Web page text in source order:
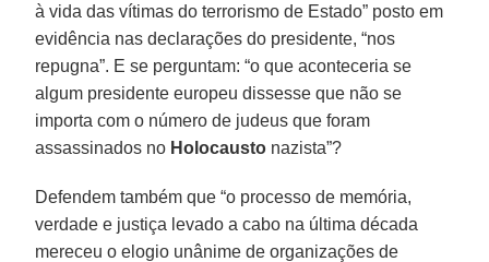
à vida das vítimas do terrorismo de Estado” posto em
evidência nas declarações do presidente, “nos
repugna”. E se perguntam: “o que aconteceria se
algum presidente europeu dissesse que não se
importa com o número de judeus que foram
assassinados no Holocausto nazista”?
Defendem também que “o processo de memória,
verdade e justiça levado a cabo na última década
mereceu o elogio unânime de organizações de